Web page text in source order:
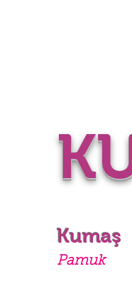
Kumaş
Pamuk